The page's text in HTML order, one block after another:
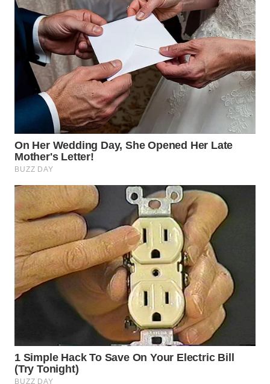
WN
SAMOSIR
WN
PADANG
LAWAS
WN
CIANJUR
WN
KEPULAUAN
SERIBU
WN
TANGERANG
WN
CIREBON